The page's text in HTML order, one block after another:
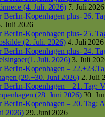
(4. Juli. 2026) 7. Juli 2026
Berlin-Kopenhagen plus- 26.
Juli 2026
Berlin-Kopenhagen plus- 25.
(2. Juli. 2026) 4. Juli 2026
Berlin-Kopenhagen plus- 24.
Juli. 2026) 3. Juli
Berlin-Kopenhagen –
(29.+30. Juni 2026) 2. Juli
Berlin-Kopenhagen – 21. Tag:
(28. Juni 2026) 30.
Berlin-Kopenhagen – 20. Tag:
2026) 29. Juni 2026